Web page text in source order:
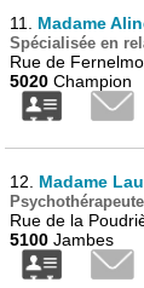
11. Madame
Spécialisée en
Rue de
5020 Champion
12. Madame
Rue de la
5100 Jambes